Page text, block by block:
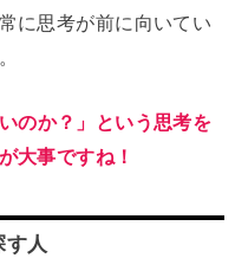
に思考が前に向いてい
のか？」という思考を
大事ですね！
人